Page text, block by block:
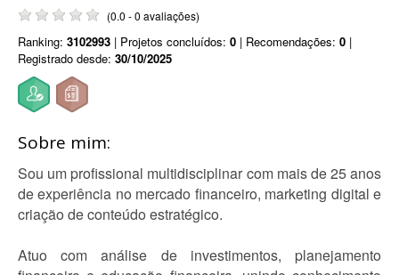
(0.0 - 0 avaliações)
Ranking: 3102993 | Projetos concluídos: 0 | Recomendações: 0 |
Registrado desde: 30/10/2025
Sobre mim:
Sou um profissional multidisciplinar com mais de 25 anos
de experiência no mercado financeiro, marketing digital e
criação de conteúdo estratégico.
Atuo com análise de investimentos, planejamento